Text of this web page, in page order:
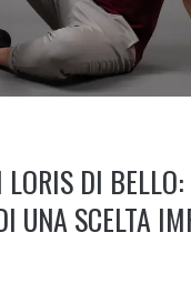
DI
UNA SCELTA